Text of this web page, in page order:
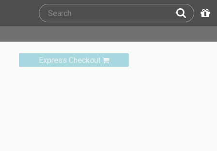
Express Checkout